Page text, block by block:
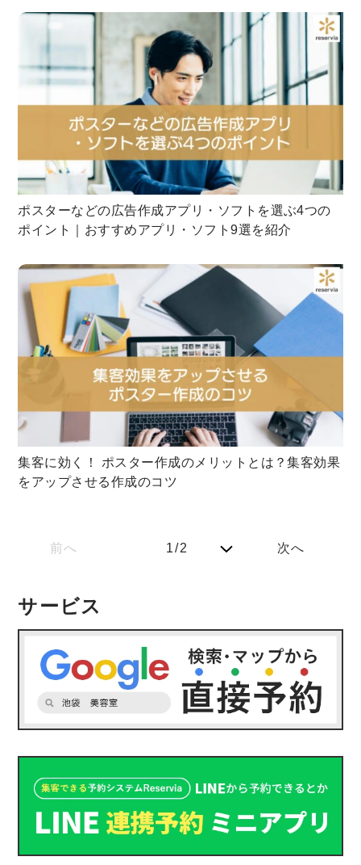
ポスターなどの広告作成アプリ・ソフトを選ぶ4つの
ポイント｜おすすめアプリ・ソフト9選を紹介
集客に効く！ ポスター作成のメリットとは？集客効果
をアップさせる作成のコツ
前へ 1/2 次へ
サービス